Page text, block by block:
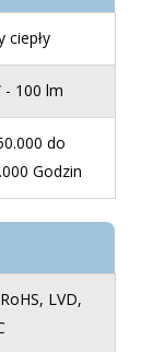
ciepły
- 100 lm
do
Godzin
LVD,